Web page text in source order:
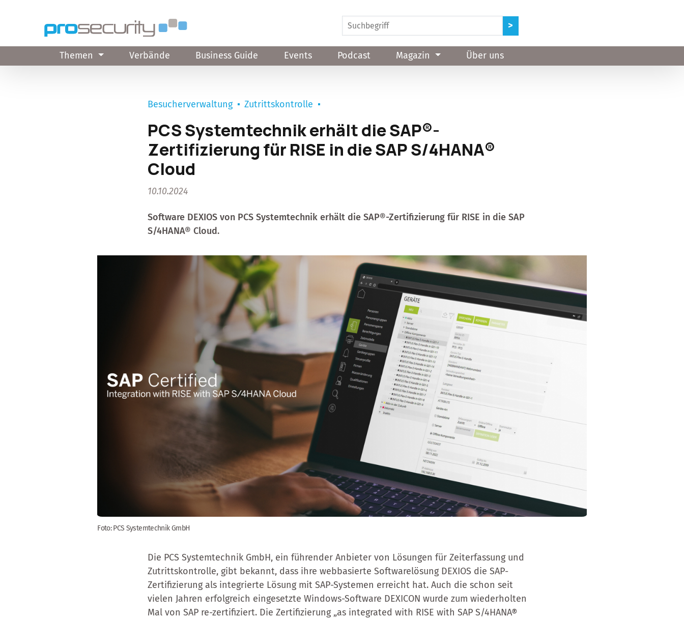
Themen Verbände Business Guide Events Podcast Magazin Über uns
Besucherverwaltung Zutrittskontrolle
PCS Systemtechnik erhält die SAP®-
Zertifizierung für RISE in die SAP S/4HANA®
Cloud
10.10.2024
Software DEXIOS von PCS Systemtechnik erhält die SAP®-Zertifizierung für RISE in die SAP
S/4HANA® Cloud.
Foto: PCS Systemtechnik GmbH
Die PCS Systemtechnik GmbH, ein führender Anbieter von Lösungen für Zeiterfassung und
Zutrittskontrolle, gibt bekannt, dass ihre webbasierte Softwarelösung DEXIOS die SAP-
Zertifizierung als integrierte Lösung mit SAP-Systemen erreicht hat. Auch die schon seit
vielen Jahren erfolgreich eingesetzte Windows-Software DEXICON wurde zum wiederholten
Mal von SAP re-zertifiziert. Die Zertifizierung „as integrated with RISE with SAP S/4HANA®